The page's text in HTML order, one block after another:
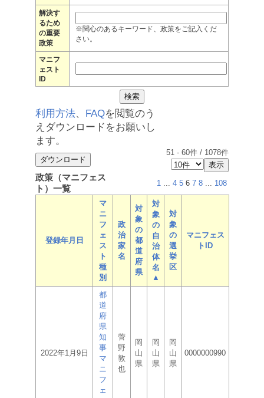
解決す
るため
の重要
政策
※関心のあるキーワード、政策をご記入くだ
さい。
マニフ
ェスト
ID
利用方法、 FAQを閲覧のう
えダウンロードをお願いし
ます。
51 - 60件 / 1078件
政策（マニフェス
ト）一覧
1 ... 4 5 6 7 8 ... 108
登録年月日
マ
ニ
フ
ェ
ス
ト
種
別
政
治
家
名
対
象
の
都
道
府
県
対
象
の
自
治
体
名
▲
対
象
の
選
挙
区
マニフェス
トID
2022年1月9日
都
道
府
県
知
事
マ
ニ
フ
ェ
菅
野
敦
也
岡
山
県
岡
山
県
岡
山
県
0000000990